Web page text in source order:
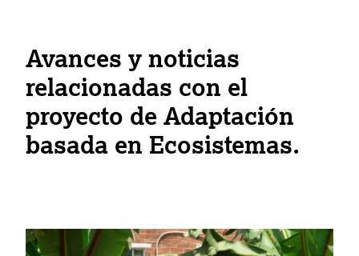
Avances y noticias
relacionadas con el
proyecto de Adaptación
basada en Ecosistemas.